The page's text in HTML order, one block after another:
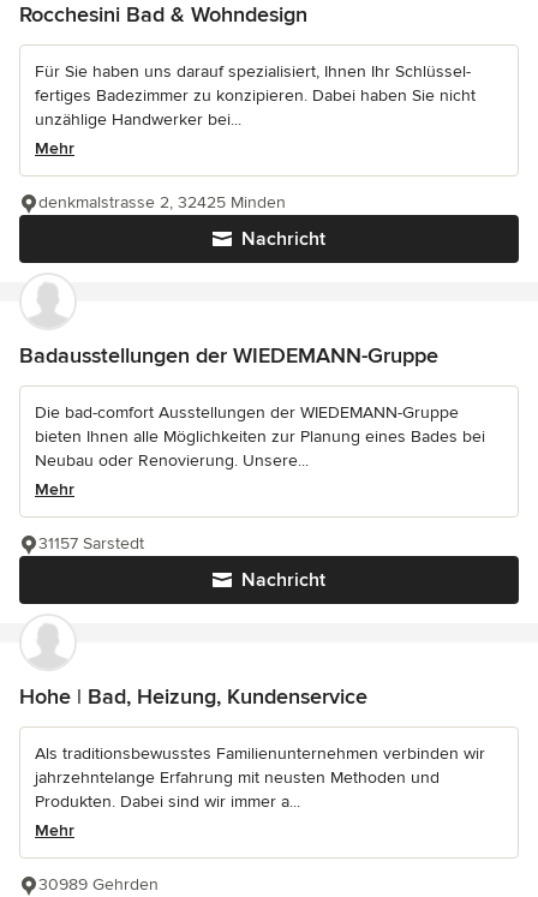
Rocchesini Bad & Wohndesign
Für Sie haben uns darauf spezialisiert, Ihnen Ihr Schlüssel-
fertiges Badezimmer zu konzipieren. Dabei haben Sie nicht
unzählige Handwerker bei...
Mehr
Nachricht
denkmalstrasse 2, 32425 Minden
Badausstellungen der WIEDEMANN-Gruppe
Die bad-comfort Ausstellungen der WIEDEMANN-Gruppe
bieten Ihnen alle Möglichkeiten zur Planung eines Bades bei
Neubau oder Renovierung. Unsere...
Mehr
Nachricht
31157 Sarstedt
Hohe | Bad, Heizung, Kundenservice
Als traditionsbewusstes Familienunternehmen verbinden wir
jahrzehntelange Erfahrung mit neusten Methoden und
Produkten. Dabei sind wir immer a...
Mehr
30989 Gehrden